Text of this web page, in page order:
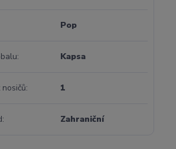
Pop
Kapsa
nosičů 1
Zahraniční